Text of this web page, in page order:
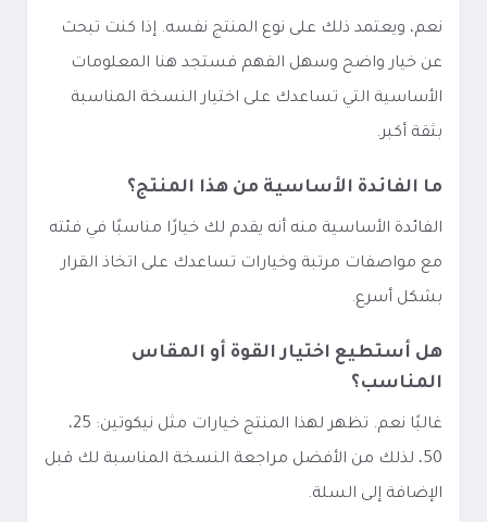
نعم، ويعتمد ذلك على نوع المنتج نفسه. إذا كنت تبحث
عن خيار واضح وسهل الفهم فستجد هنا المعلومات
الأساسية التي تساعدك على اختيار النسخة المناسبة
بثقة أكبر.
ما الفائدة الأساسية من هذا المنتج؟
الفائدة الأساسية منه أنه يقدم لك خيارًا مناسبًا في فئته
مع مواصفات مرتبة وخيارات تساعدك على اتخاذ القرار
بشكل أسرع.
هل أستطيع اختيار القوة أو المقاس
المناسب؟
غالبًا نعم. تظهر لهذا المنتج خيارات مثل نيكوتين: 25،
50، لذلك من الأفضل مراجعة النسخة المناسبة لك قبل
الإضافة إلى السلة.